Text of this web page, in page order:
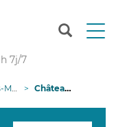
T
n
7j/7
Châteauneuf-Villevieille